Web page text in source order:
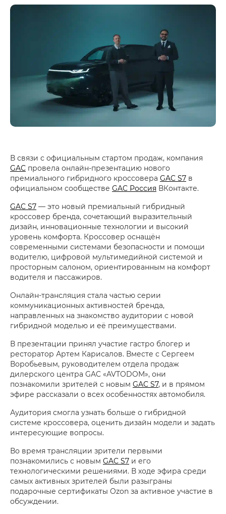
В связи с официальным стартом продаж, компания
GAC провела онлайн-презентацию нового
премиального гибридного кроссовера GAC S7 в
официальном сообществе GAC Россия ВКонтакте.
GAC S7 — это новый премиальный гибридный
кроссовер бренда, сочетающий выразительный
дизайн, инновационные технологии и высокий
уровень комфорта. Кроссовер оснащён
современными системами безопасности и помощи
водителю, цифровой мультимедийной системой и
просторным салоном, ориентированным на комфорт
водителя и пассажиров.
Онлайн-трансляция стала частью серии
коммуникационных активностей бренда,
направленных на знакомство аудитории с новой
гибридной моделью и её преимуществами.
В презентации принял участие гастро блогер и
ресторатор Артем Карисалов. Вместе с Сергеем
Воробьевым, руководителем отдела продаж
дилерского центра GAC «AVTODOM», они
познакомили зрителей с новым GAC S7, и в прямом
эфире рассказали о всех особенностях автомобиля.
Аудитория смогла узнать больше о гибридной
системе кроссовера, оценить дизайн модели и задать
интересующие вопросы.
Во время трансляции зрители первыми
познакомились с новым GAC S7 и его
технологическими решениями. В ходе эфира среди
самых активных зрителей были разыграны
подарочные сертификаты Ozon за активное участие в
обсуждении.